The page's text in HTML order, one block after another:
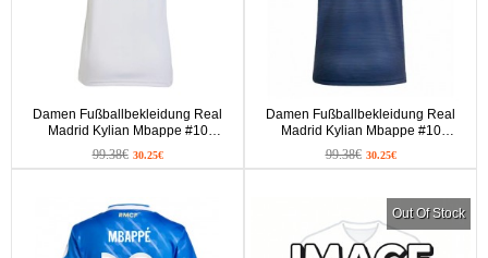
Damen Fußballbekleidung Real
Madrid Kylian Mbappe #10
Heimtrikot 2025-26 Kurzarm
99.38€ 30.25€
Damen Fußballbekleidung Real
Madrid Kylian Mbappe #10
Auswärtstrikot 2025-26 Kurzarm
99.38€ 30.25€
Out Of Stock